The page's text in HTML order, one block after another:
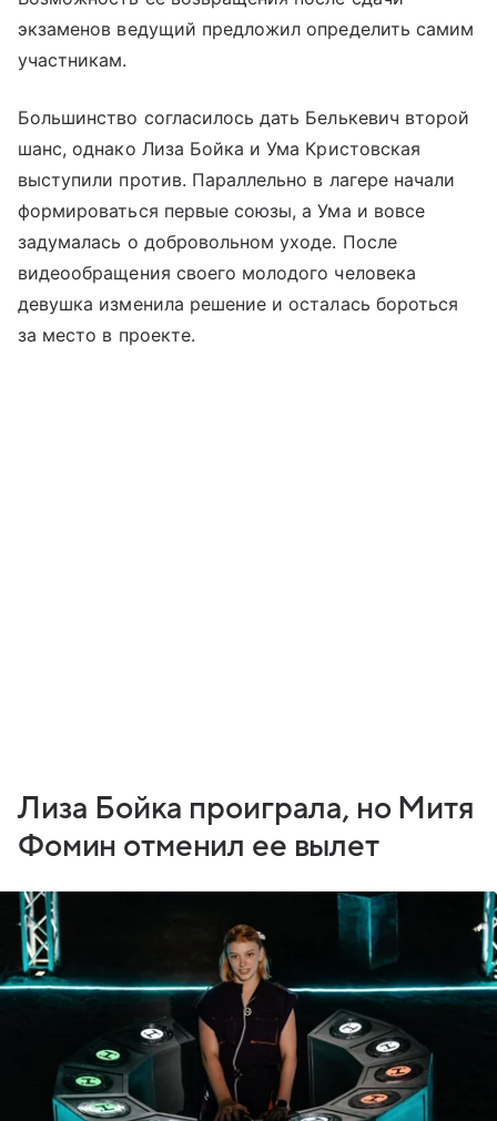
экзаменов ведущий предложил определить самим
участникам.
Большинство согласилось дать Белькевич второй
шанс, однако Лиза Бойка и Ума Кристовская
выступили против. Параллельно в лагере начали
формироваться первые союзы, а Ума и вовсе
задумалась о добровольном уходе. После
видеообращения своего молодого человека
девушка изменила решение и осталась бороться
за место в проекте.
Лиза Бойка проиграла, но Митя
Фомин отменил ее вылет